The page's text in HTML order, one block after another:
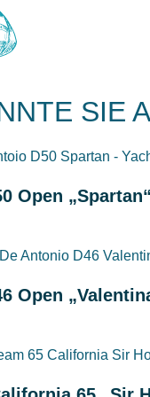
SIE
Open „Spartan“
Open